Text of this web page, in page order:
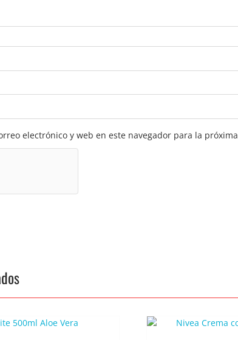
electrónico y web en este navegador para la